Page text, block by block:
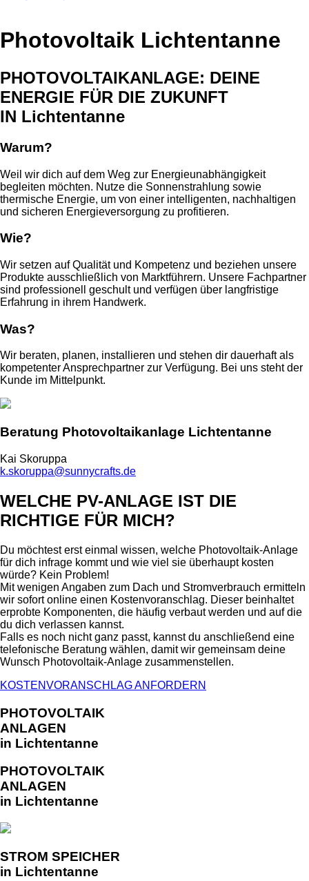
Photovoltaik Lichtentanne
PHOTOVOLTAIKANLAGE: DEINE
ENERGIE FÜR DIE ZUKUNFT
IN Lichtentanne
Warum?
Weil wir dich auf dem Weg zur Energieunabhängigkeit
begleiten möchten. Nutze die Sonnenstrahlung sowie
thermische Energie, um von einer intelligenten, nachhaltigen
und sicheren Energieversorgung zu profitieren.
Wie?
Wir setzen auf Qualität und Kompetenz und beziehen unsere
Produkte ausschließlich von Marktführern. Unsere Fachpartner
sind professionell geschult und verfügen über langfristige
Erfahrung in ihrem Handwerk.
Was?
Wir beraten, planen, installieren und stehen dir dauerhaft als
kompetenter Ansprechpartner zur Verfügung. Bei uns steht der
Kunde im Mittelpunkt.
Beratung Photovoltaikanlage Lichtentanne
Kai Skoruppa
k.skoruppa@sunnycrafts.de
WELCHE PV-ANLAGE IST DIE
RICHTIGE FÜR MICH?
Du möchtest erst einmal wissen, welche Photovoltaik-Anlage
für dich infrage kommt und wie viel sie überhaupt kosten
würde? Kein Problem!
Mit wenigen Angaben zum Dach und Stromverbrauch ermitteln
wir sofort online einen Kostenvoranschlag. Dieser beinhaltet
erprobte Komponenten, die häufig verbaut werden und auf die
du dich verlassen kannst.
Falls es noch nicht ganz passt, kannst du anschließend eine
telefonische Beratung wählen, damit wir gemeinsam deine
Wunsch Photovoltaik-Anlage zusammenstellen.
KOSTENVORANSCHLAG ANFORDERN
PHOTOVOLTAIK
ANLAGEN
in Lichtentanne
PHOTOVOLTAIK
ANLAGEN
in Lichtentanne
STROM SPEICHER
in Lichtentanne